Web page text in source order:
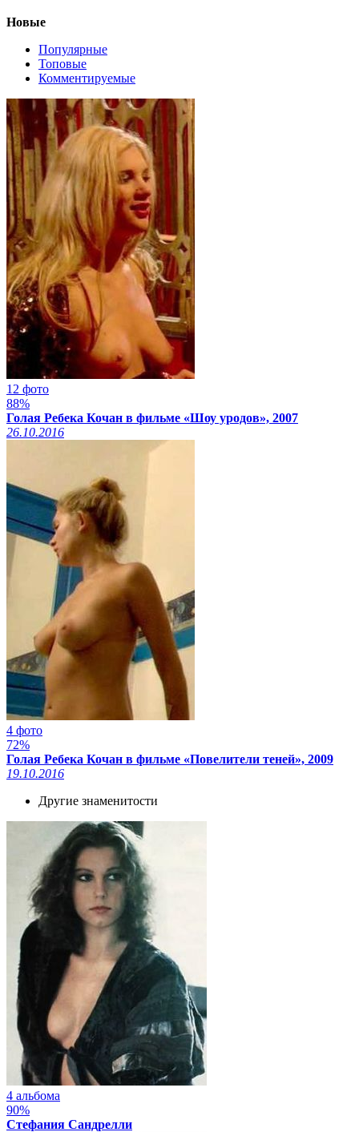
Новые
Популярные
Топовые
Комментируемые
12 фото
88%
Голая Ребека Кочан в фильме «Шоу уродов», 2007
26.10.2016
4 фото
72%
Голая Ребека Кочан в фильме «Повелители теней», 2009
19.10.2016
Другие знаменитости
4 альбома
90%
Стефания Сандрелли